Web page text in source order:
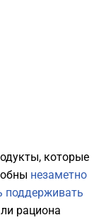
которые
незаметно
поддерживать
рациона